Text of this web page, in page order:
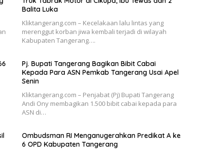
Balita Luka
Kliktangerang.com – Kecelakaan lalu lintas yang
merenggut korban jiwa kembali terjadi di wilayah
Kabupaten Tangerang….
Pj. Bupati Tangerang Bagikan Bibit Cabai
Kepada Para ASN Pemkab Tangerang Usai Apel
Senin
Kliktangerang.com – Penjabat (Pj) Bupati Tangerang
Andi Ony membagikan 1.500 bibit cabai kepada para
ASN di…
Ombudsman RI Menganugerahkan Predikat A ke
6 OPD Kabupaten Tangerang